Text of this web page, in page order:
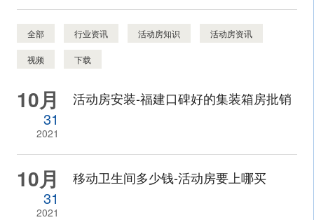
全部 行业资讯 活动房知识 活动房资讯
视频 下载
10月
31
2021
活动房安装-福建口碑好的集装箱房批销
10月
31
2021
移动卫生间多少钱-活动房要上哪买